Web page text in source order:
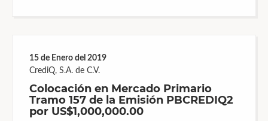
15 de Enero del 2019
CrediQ, S.A. de C.V.
Colocación en Mercado Primario
Tramo 157 de la Emisión PBCREDIQ2
por US$1,000,000.00